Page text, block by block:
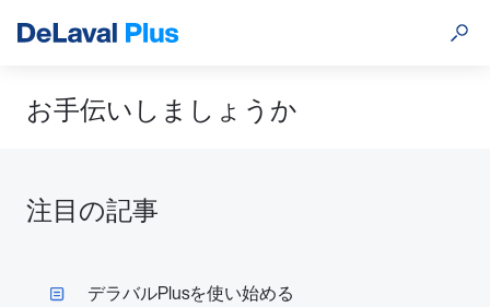
お手伝いしましょうか
注目の記事
デラバルPlusを使い始める